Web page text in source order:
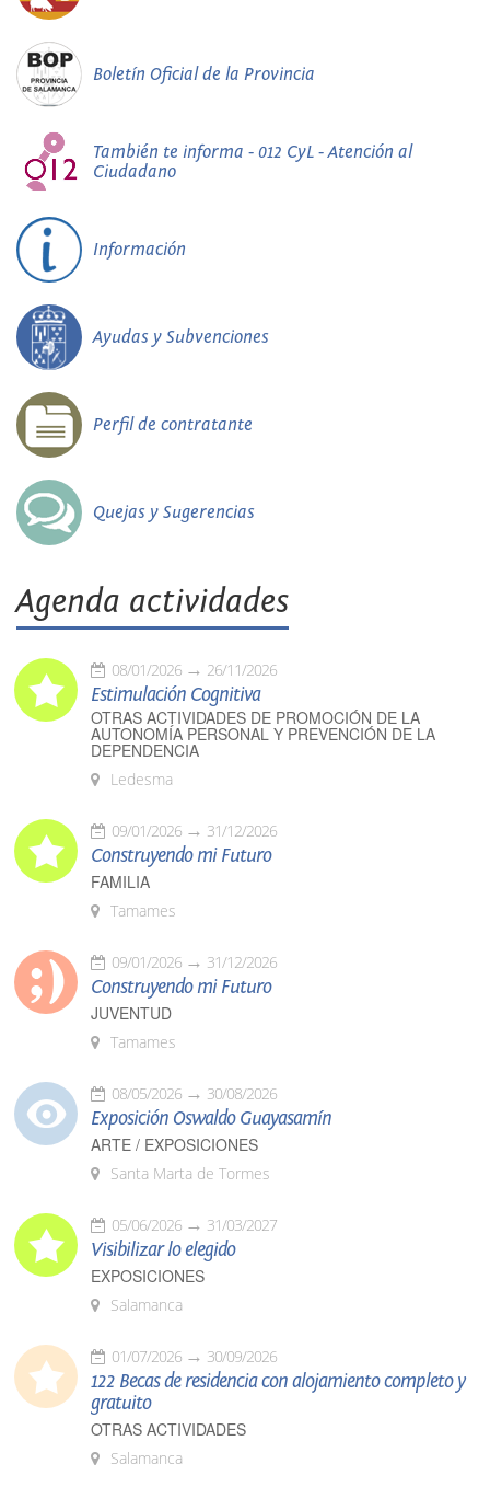
Boletín Oficial de la Provincia
También te informa - 012 CyL - Atención al
Ciudadano
Información
Ayudas y Subvenciones
Perfil de contratante
Quejas y Sugerencias
Agenda actividades
08/01/2026 26/11/2026
Estimulación Cognitiva
OTRAS ACTIVIDADES DE PROMOCIÓN DE LA
AUTONOMÍA PERSONAL Y PREVENCIÓN DE LA
DEPENDENCIA
Ledesma
09/01/2026 31/12/2026
Construyendo mi Futuro
FAMILIA
Tamames
09/01/2026 31/12/2026
Construyendo mi Futuro
JUVENTUD
Tamames
08/05/2026 30/08/2026
Exposición Oswaldo Guayasamín
ARTE / EXPOSICIONES
Santa Marta de Tormes
05/06/2026 31/03/2027
Visibilizar lo elegido
EXPOSICIONES
Salamanca
01/07/2026 30/09/2026
122 Becas de residencia con alojamiento completo y
gratuito
OTRAS ACTIVIDADES
Salamanca